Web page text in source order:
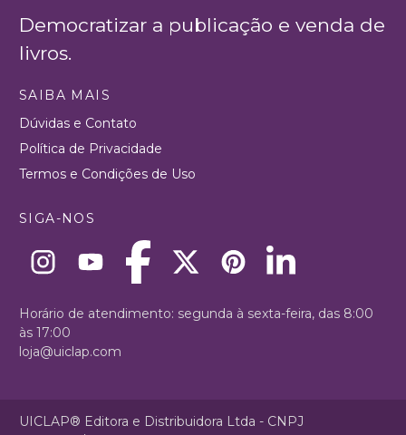
Democratizar a publicação e venda de
livros.
SAIBA MAIS
Dúvidas e Contato
Política de Privacidade
Termos e Condições de Uso
SIGA-NOS
Horário de atendimento: segunda à sexta-feira, das 8:00
às 17:00
loja@uiclap.com
UICLAP® Editora e Distribuidora Ltda - CNPJ